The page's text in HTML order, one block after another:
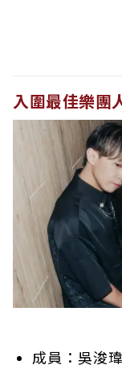
入圍最佳樂
成員：吳浚